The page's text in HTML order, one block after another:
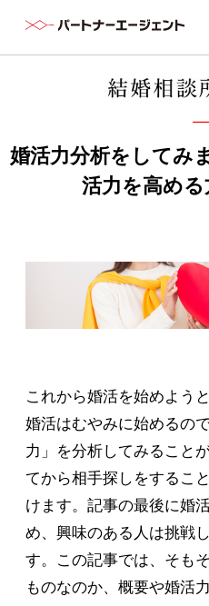
婚活力分析をしてみ
活力を高める
これから婚活を始めよう
婚活はむやみに始めるの
力」を分析してみること
てから相手探しをするこ
けます。記事の最後に婚
め、興味のある人は挑戦
す。この記事では、そも
ものなのか、概要や婚活